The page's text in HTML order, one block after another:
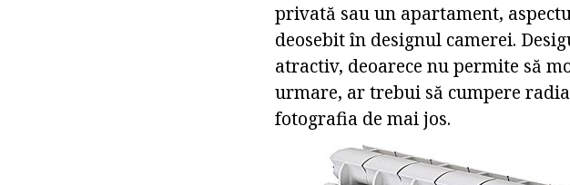
privată sau un apartament,
deosebit în designul camerei.
atractiv, deoarece nu permite să
urmare, ar trebui să cumpere
fotografia de mai jos.